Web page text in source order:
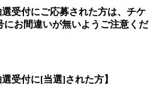
受付にご応募された方は、チケ
にお間違いが無いようご注意くだ
受付に[当選]された方】